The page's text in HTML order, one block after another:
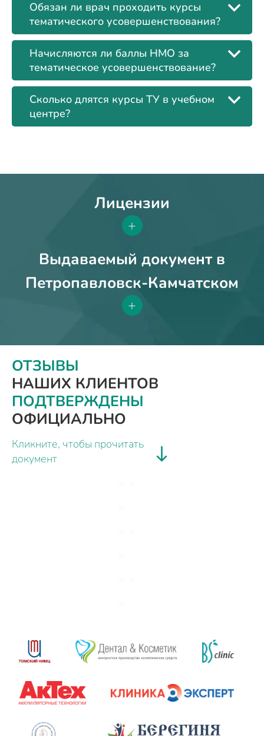
Обязан ли врач проходить курсы
тематического усовершенствования?
Начисляются ли баллы НМО за
тематическое усовершенствование?
Сколько длятся курсы ТУ в учебном
центре?
Лицензии
+
Выдаваемый документ в
Петропавловск-Камчатском
+
ОТЗЫВЫ
НАШИХ КЛИЕНТОВ
ПОДТВЕРЖДЕНЫ
ОФИЦИАЛЬНО
Кликните, чтобы прочитать
документ